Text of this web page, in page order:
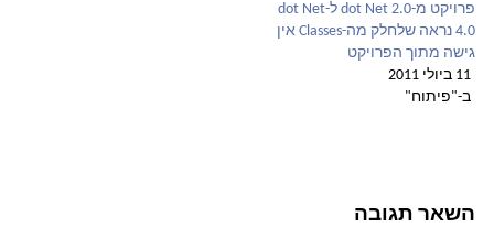
פרויקט מ-dot Net 2.0 ל-dot Net
4.0 נראה שלחלק מה-Classes אין
גישה מתוך הפרויקט
11 ביולי 2011
ב-"פיתוח"
השאר תגובה